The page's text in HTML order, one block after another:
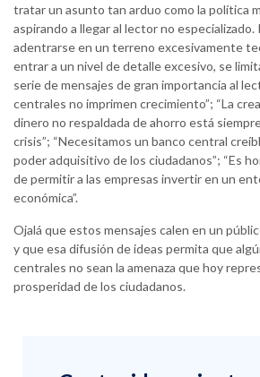
tratar un asunto tan arduo como la política
aspirando a llegar al lector no especializado.
adentrarse en un terreno excesivamente
entrar a un nivel de detalle excesivo, se
serie de mensajes de gran importancia al
centrales no imprimen crecimiento”; “La
dinero no respaldada de ahorro está
crisis”; “Necesitamos un banco central
poder adquisitivo de los ciudadanos”; “Es
de permitir a las empresas invertir en un
económica”.
Ojalá que estos mensajes calen en un
y que esa difusión de ideas permita que
centrales no sean la amenaza que hoy
prosperidad de los ciudadanos.